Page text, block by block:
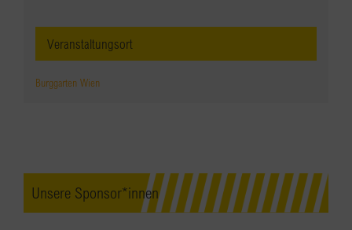
Veranstaltungsort
Burggarten Wien
Unsere Sponsor*innen